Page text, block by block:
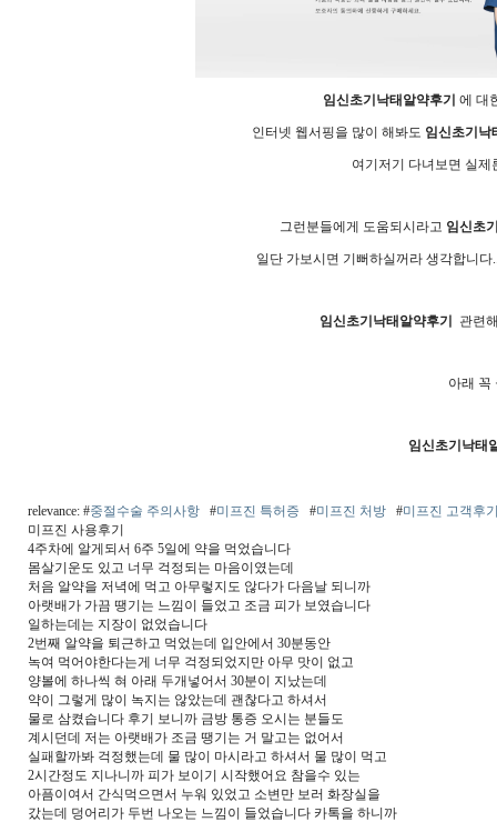
임­신초기낙­태알­약후기 에 대
인터넷 웹서핑을 많이 해봐도 임­신초기낙­
여기저기 다녀보면 실제
그런분들에게 도움되시라고 임­신초
일단 가보시면 기뻐하실꺼라 생각합니
임­신초기낙­태알­약후기 관련
아래 꼭
임­신초기낙­태
relevance: #중절수술 주의사항 #미프진 특허증 #미프진 처방 #미프진 고객후
미프진 사용후기
4주차에 알게되서 6주 5일에 약을 먹었습니다
몸살기운도 있고 너무 걱정되는 마음이였는데
처음 알약을 저녁에 먹고 아무렇지도 않다가 다음날 되니까
아랫배가 가끔 땡기는 느낌이 들었고 조금 피가 보였습니다
일하는데는 지장이 없었습니다
2번째 알약을 퇴근하고 먹었는데 입안에서 30분동안
녹여 먹어야한다는게 너무 걱정되었지만 아무 맛이 없고
양볼에 하나씩 혀 아래 두개넣어서 30분이 지났는데
약이 그렇게 많이 녹지는 않았는데 괜찮다고 하셔서
물로 삼켰습니다 후기 보니까 금방 통증 오시는 분들도
계시던데 저는 아랫배가 조금 땡기는 거 말고는 없어서
실패할까봐 걱정했는데 물 많이 마시라고 하셔서 물 많이 먹고
2시간정도 지나니까 피가 보이기 시작했어요 참을수 있는
아픔이여서 간식먹으면서 누워 있었고 소변만 보러 화장실을
갔는데 덩어리가 두번 나오는 느낌이 들었습니다 카톡을 하니까